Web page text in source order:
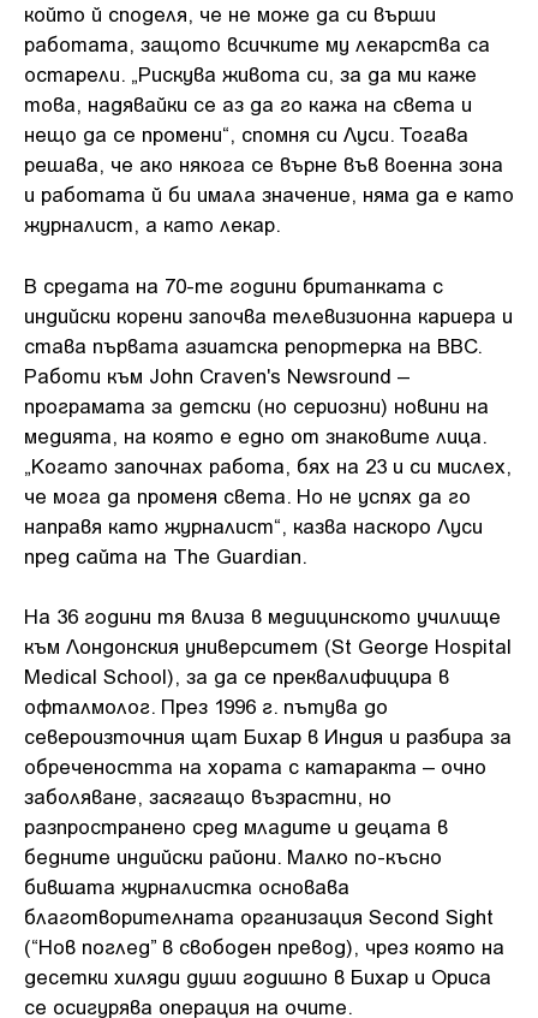
който й споделя, че не може да си върши
работата, защото всичките му лекарства са
остарели. „Рискува живота си, за да ми каже
това, надявайки се аз да го кажа на света и
нещо да се промени“, спомня си Луси. Тогава
решава, че ако някога се върне във военна зона
и работата й би имала значение, няма да е като
журналист, а като лекар.
В средата на 70-те години британката с
индийски корени започва телевизионна кариера и
става първата азиатска репортерка на BBC.
Работи към John Craven's Newsround –
програмата за детски (но сериозни) новини на
медията, на която е едно от знаковите лица.
„Когато започнах работа, бях на 23 и си мислех,
че мога да променя света. Но не успях да го
направя като журналист“, казва наскоро Луси
пред сайта на The Guardian.
На 36 години тя влиза в медицинското училище
към Лондонския университет (St George Hospital
Medical School), за да се преквалифицира в
офталмолог. През 1996 г. пътува до
североизточния щат Бихар в Индия и разбира за
обречеността на хората с катаракта – очно
заболяване, засягащо възрастни, но
разпространено сред младите и децата в
бедните индийски райони. Малко по-късно
бившата журналистка основава
благотворителната организация Second Sight
(“Нов поглед” в свободен превод), чрез която на
десетки хиляди души годишно в Бихар и Ориса
се осигурява операция на очите.